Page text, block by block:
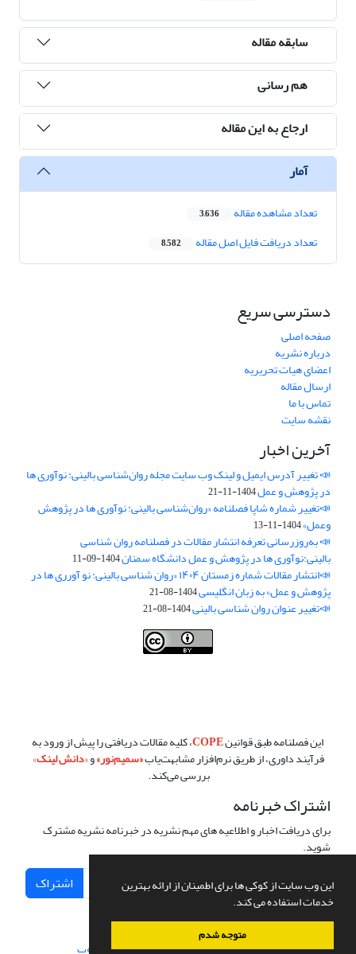
این وب سایت از کوکی ها برای اطمینان از ارائه بهترین
خدمات استفاده می کند.
متوجه شدم
سابقه مقاله
هم رسانی
ارجاع به این مقاله
آمار
تعداد مشاهده مقاله 3,636
تعداد دریافت فایل اصل مقاله 8,582
دسترسی سریع
صفحه اصلی
درباره نشریه
اعضای هیات تحریریه
ارسال مقاله
تماس با ما
نقشه سایت
آخرین اخبار
📣 تغییر آدرس ایمیل و لینک وب‌ سایت مجله روان‌شناسی بالینی: نوآوری ها
در پژوهش و عمل1404-11-21
📣تغییر شماره شاپا فصلنامه «روان‌شناسی بالینی: نوآوری ها در پژوهش
وعمل»1404-11-13
📣 به‌روزرسانی تعرفه انتشار مقالات در فصلنامه روان شناسی
بالینی:نوآوری ها در پژوهش و عمل دانشگاه سمنان1404-09-11
📣انتشار مقالات شماره زمستان ۱۴۰۴ «روان شناسی بالینی: نو آورری ها در
پژوهش و عمل» به زبان انگلیسی1404-08-21
📣تغییر عنوان روان شناسی بالینی1404-08-21
این فصلنامه طبق قوانینCOPE، کلیه مقالات دریافتی را پیش از ورود به
فرآیند داوری، از طریق نرم‌افزار مشابهت‌یاب«سمیم‌نور»و«دانش لینک»
بررسی می‌کند.
اشتراک خبرنامه
برای دریافت اخبار و اطلاعیه های مهم نشریه در خبرنامه نشریه مشترک
شوید.
اشتراک
سامانه مدیریت نشریات علمی.طراحی و پیاده سازی از سیناوب